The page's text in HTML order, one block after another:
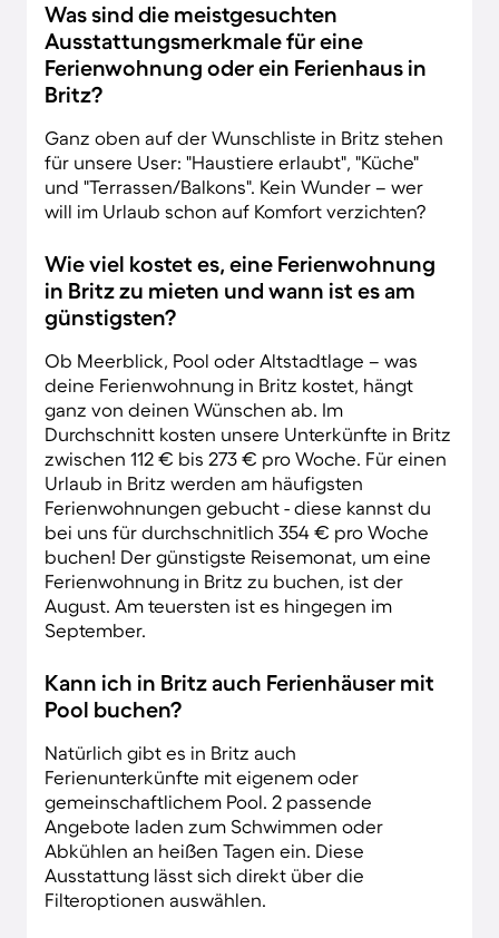
Was sind die meistgesuchten
Ausstattungsmerkmale für eine
Ferienwohnung oder ein Ferienhaus in
Britz?
Ganz oben auf der Wunschliste in Britz stehen
für unsere User: "Haustiere erlaubt", "Küche"
und "Terrassen/Balkons". Kein Wunder – wer
will im Urlaub schon auf Komfort verzichten?
Wie viel kostet es, eine Ferienwohnung
in Britz zu mieten und wann ist es am
günstigsten?
Ob Meerblick, Pool oder Altstadtlage – was
deine Ferienwohnung in Britz kostet, hängt
ganz von deinen Wünschen ab. Im
Durchschnitt kosten unsere Unterkünfte in Britz
zwischen 112 € bis 273 € pro Woche. Für einen
Urlaub in Britz werden am häufigsten
Ferienwohnungen gebucht - diese kannst du
bei uns für durchschnitlich 354 € pro Woche
buchen! Der günstigste Reisemonat, um eine
Ferienwohnung in Britz zu buchen, ist der
August. Am teuersten ist es hingegen im
September.
Kann ich in Britz auch Ferienhäuser mit
Pool buchen?
Natürlich gibt es in Britz auch
Ferienunterkünfte mit eigenem oder
gemeinschaftlichem Pool. 2 passende
Angebote laden zum Schwimmen oder
Abkühlen an heißen Tagen ein. Diese
Ausstattung lässt sich direkt über die
Filteroptionen auswählen.